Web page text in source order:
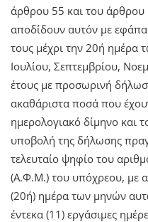
άρθρου 55 και του άρθρου
αποδίδουν αυτόν με
τους μέχρι την 20ή
Ιουλίου, Σεπτεμβρίου,
έτους με προσωρινή
ακαθάριστα ποσά που
ημερολογιακό δίμηνο
υποβολή της δήλωσης
τελευταίο ψηφίο του
(Α.Φ.Μ.) του υπόχρεου, με
(20ή) ημέρα των μηνών
έντεκα (11) εργάσιμες